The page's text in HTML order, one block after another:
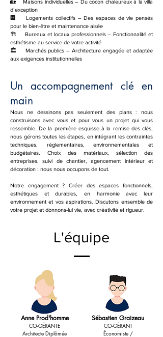
🏡 Maisons individuelles – Du cocon chaleureux à la villa
d’exception
🏢 Logements collectifs – Des espaces de vie pensés
pour le bien-être et maintenance aisée
🏗️ Bureaux et locaux professionnels – Fonctionnalité et
esthétisme au service de votre activité
🏛️ Marchés publics – Architecture engagée et adaptée
aux exigences institutionnelles
Un accompagnement clé en
main
Nous ne dessinons pas seulement des plans : nous
construisons avec vous et pour vous un projet qui vous
ressemble. De la première esquisse à la remise des clés,
nous gérons toutes les étapes, en intégrant les contraintes
techniques, réglementaires, environnementales et
budgétaires. Choix des matériaux, sélection des
entreprises, suivi de chantier, agencement intérieur et
décoration : nous nous occupons de tout.
Notre engagement ? Créer des espaces fonctionnels,
esthétiques et durables, en harmonie avec leur
environnement et vos aspirations. Discutons ensemble de
votre projet et donnons-lui vie, avec créativité et rigueur.
L'équipe
Anne Prod'homme
CO-GÉRANTE
Architecte Diplômée
Sébastien Graizeau
CO-GÉRANT
Économiste /